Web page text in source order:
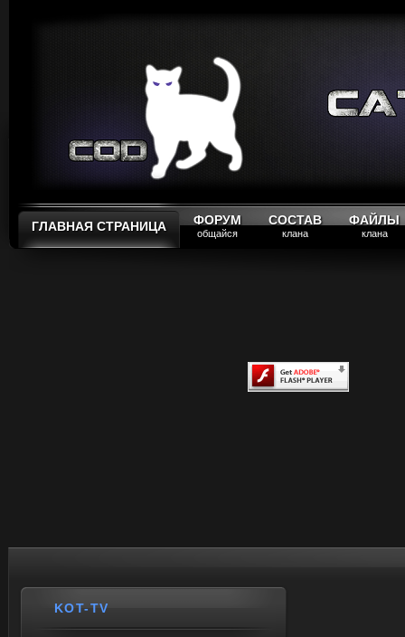
ГЛАВНАЯ СТРАНИЦА ФОРУМ
общайся
СОСТАВ
клана
ФАЙЛЫ
клана
KOT-TV